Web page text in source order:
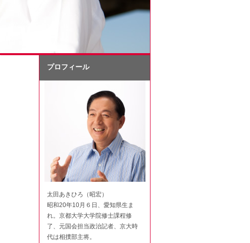
プロフィール
太田あきひろ（昭宏）
昭和20年10月６日、愛知県生ま
れ。京都大学大学院修士課程修
了、元国会担当政治記者、京大時
代は相撲部主将。